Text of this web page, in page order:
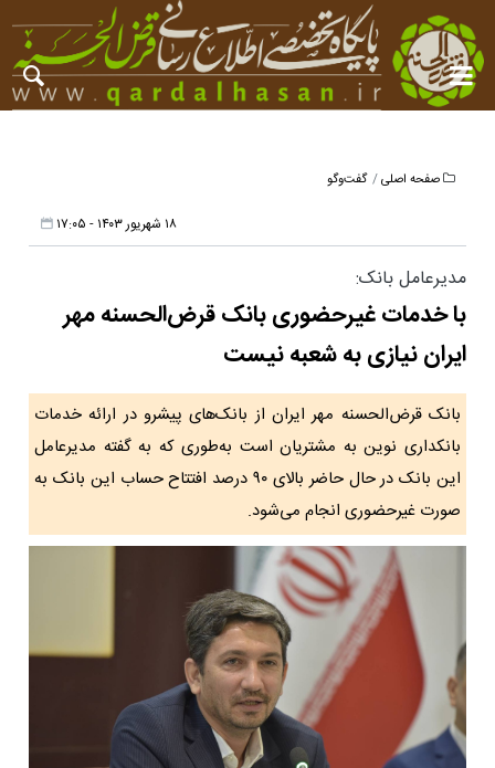
صفحه اصلی گفت‌وگو
۱۸ شهریور ۱۴۰۳ - ۱۷:۰۵
مدیرعامل بانک:
با خدمات غیرحضوری بانک قرض‌الحسنه مهر
ایران نیازی به شعبه نیست
بانک قرض‌الحسنه مهر ایران از بانک‌های پیشرو در ارائه خدمات
بانکداری نوین به مشتریان است به‌طوری که به گفته مدیرعامل
این بانک در حال حاضر بالای ۹۰ درصد افتتاح حساب این بانک به
صورت غیرحضوری انجام می‌شود.